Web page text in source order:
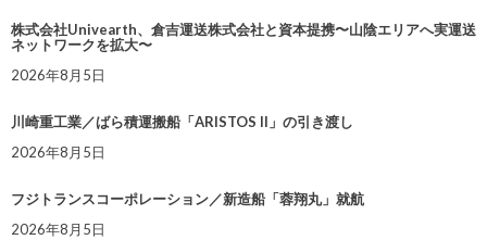
株式会社Univearth、倉吉運送株式会社と資本提携〜山陰エリアへ実運送
ネットワークを拡大〜
2026年8月5日
川崎重工業／ばら積運搬船「ARISTOS II」の引き渡し
2026年8月5日
フジトランスコーポレーション／新造船「蓉翔丸」就航
2026年8月5日